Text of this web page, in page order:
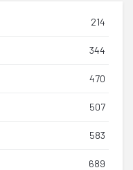
214
344
470
507
583
689